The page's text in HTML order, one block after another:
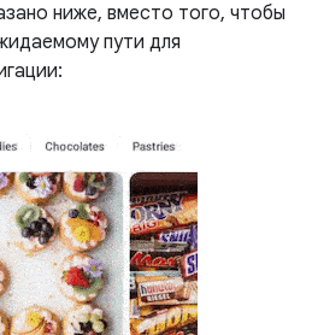
ниже, вместо того, чтобы
пути для